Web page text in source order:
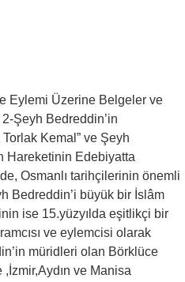
Eylemi Üzerine Belgeler ve
Şeyh Bedreddin’in
Kemal” ve Şeyh
Hareketinin Edebiyatta
Osmanlı tarihçilerinin önemli
Bedreddin’i büyük bir İslâm
ise 15.yüzyılda eşitlikçi bir
ve eylemcisi olarak
müridleri olan Börklüce
,İzmir,Aydın ve Manisa